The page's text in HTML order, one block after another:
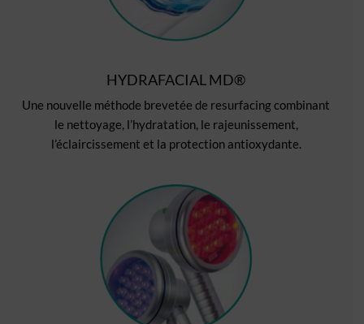
HYDRAFACIAL MD®
Une nouvelle méthode brevetée de resurfacing combinant
le nettoyage, l’hydratation, le rajeunissement,
l’éclaircissement et la protection antioxydante.